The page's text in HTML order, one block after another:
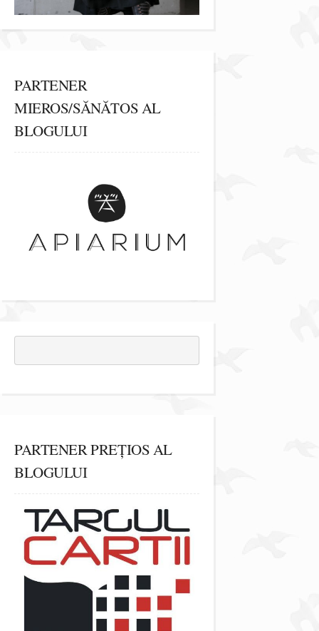
PARTENER
MIEROS/SĂNĂTOS AL
BLOGULUI
PARTENER PREȚIOS AL
BLOGULUI